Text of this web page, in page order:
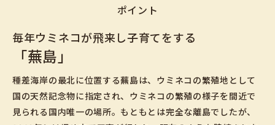
ポイント
毎年ウミネコが飛来し子育てをする
「蕪島」
種差海岸の最北に位置する蕪島は、ウミネコの繁殖地として
国の天然記念物に指定され、ウミネコの繁殖の様子を間近で
見られる国内唯一の場所。もともとは完全な離島でしたが、